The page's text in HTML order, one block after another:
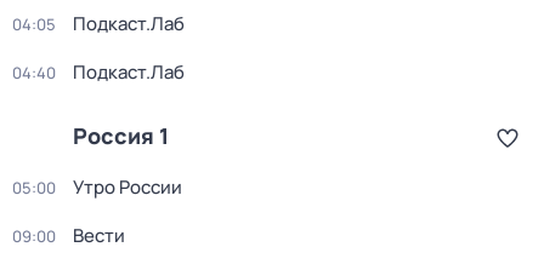
04:05 Подкаст.Лаб
04:40 Подкаст.Лаб
Россия 1
05:00 Утро России
09:00 Вести